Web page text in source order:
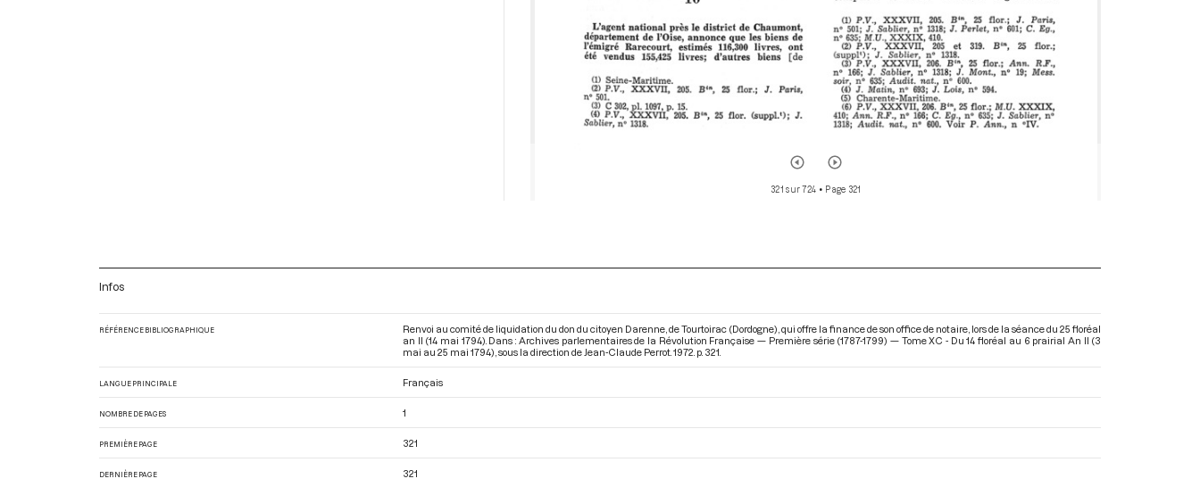
321 sur 724 • Page 321
Infos
RÉFÉRENCE BIBLIOGRAPHIQUE
Renvoi au comité de liquidation du don du citoyen Darenne, de Tourtoirac (Dordogne), qui offre la finance de son office de notaire, lors de la séance du 25 floréal
an II (14 mai 1794). Dans : Archives parlementaires de la Révolution Française — Première série (1787-1799) — Tome XC - Du 14 floréal au 6 prairial An II (3
mai au 25 mai 1794) , sous la direction de Jean-Claude Perrot. 1972. p. 321.
LANGUE PRINCIPALE Français
NOMBRE DE PAGES 1
PREMIÈRE PAGE 321
DERNIÈRE PAGE 321